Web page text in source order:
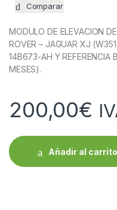
Comparar
MODULO DE ELEVACION
ROVER – JAGUAR XJ
14B673-AH Y REFERENCIA
MESES).
200,00€
Añadir al carrito